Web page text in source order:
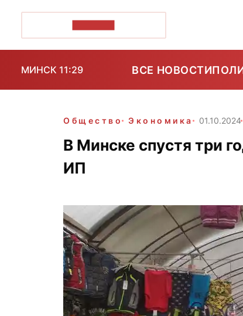
МИНСК 11:29 ВСЕ НОВОСТИ
Общество Экономика 01.10.2024
В Минске спустя три
ИП